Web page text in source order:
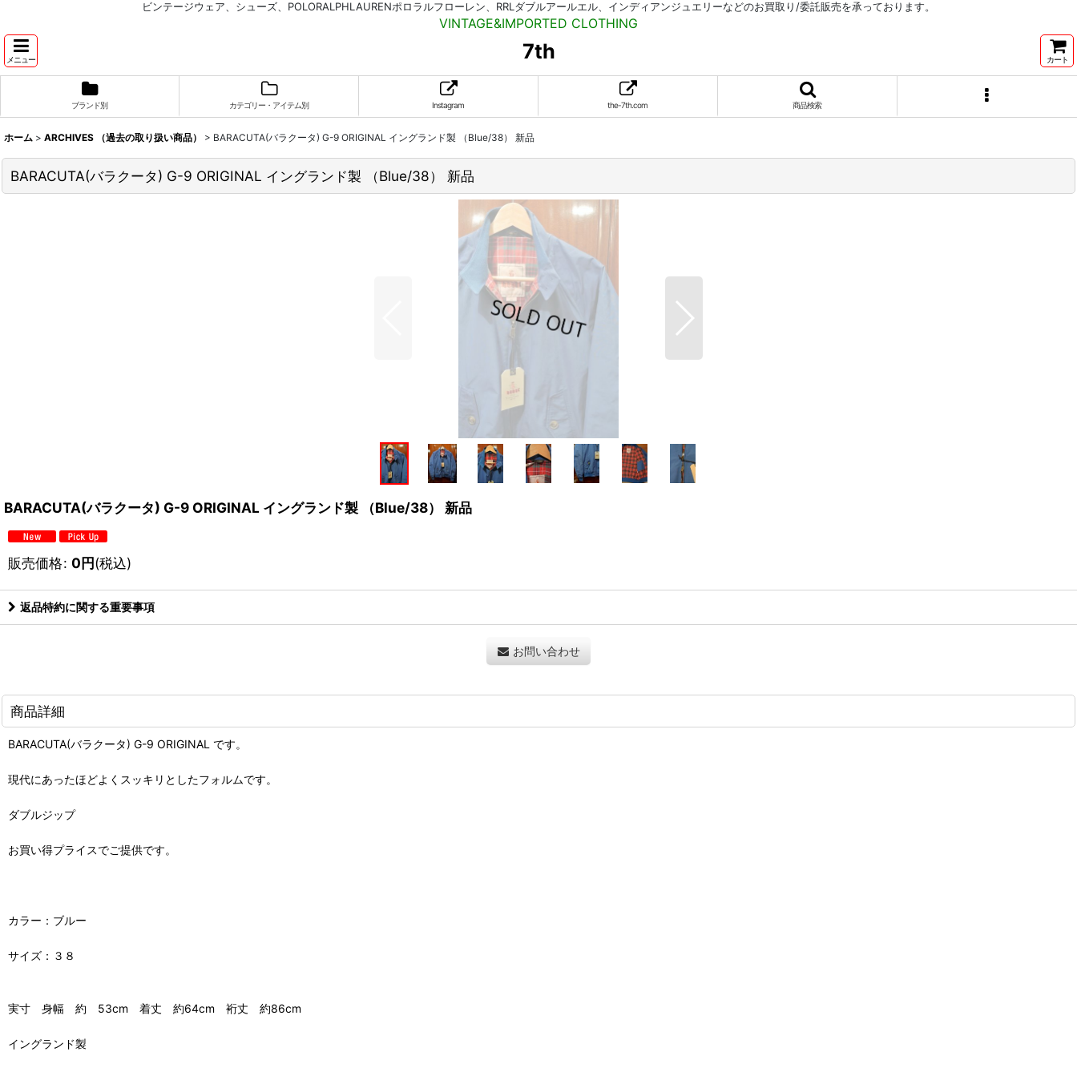
ビンテージウェア、シューズ、POLORALPHLAURENポロラルフローレン、RRLダブルアールエル、インディアンジュエリーなどのお買取り/委託販売を承っております。
VINTAGE&IMPORTED CLOTHING
メニュー 7th カート
ブランド別 カテゴリー・アイテム別 Instagram the-7th.com 商品検索
ホーム > ARCHIVES （過去の取り扱い商品） > BARACUTA(バラクータ) G-9 ORIGINAL イングランド製 （Blue/38） 新品
BARACUTA(バラクータ) G-9 ORIGINAL イングランド製 （Blue/38） 新品
BARACUTA(バラクータ) G-9 ORIGINAL イングランド製 （Blue/38） 新品
販売価格: 0円(税込)
返品特約に関する重要事項
お問い合わせ
商品詳細
BARACUTA(バラクータ) G-9 ORIGINAL です。
現代にあったほどよくスッキリとしたフォルムです。
ダブルジップ
お買い得プライスでご提供です。
カラー：ブルー
サイズ：３８
実寸 身幅 約 53cm 着丈 約64cm 裄丈 約86cm
イングランド製